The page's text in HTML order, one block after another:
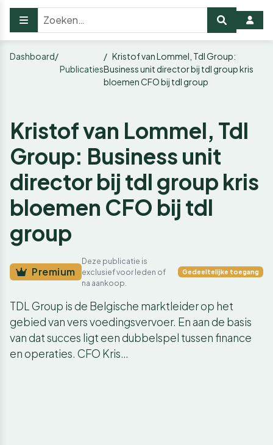
Dashboard
Publicaties
Kristof van Lommel, Tdl Group:
Business unit director bij tdl group kris
bloemen CFO bij tdl group
Kristof van Lommel, Tdl
Group: Business unit
director bij tdl group kris
bloemen CFO bij tdl
group
Premium
Deze publicatie is
exclusief voor leden of
na aankoop.
Gedeeltelijke toegang
TDL Group is de Belgische marktleider op het
gebied van vers voedingsvervoer. En aan de basis
van dat succes ligt een dubbelspel tussen finance
en operaties. CFO Kris…